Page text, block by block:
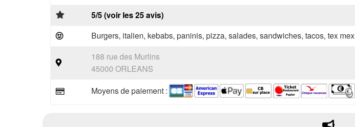
5/5 (voir les 25 avis)
Burgers, italien, kebabs, paninis, pizza, salades, sandwiches, tacos, tex mex
188 rue des Murlins
45000 ORLEANS
Moyens de paiement :